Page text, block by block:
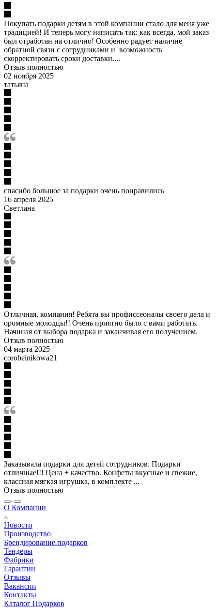
Покупать подарки детям в этой компании стало для меня уже
традицией! И теперь могу написать так: как всегда, мой заказ
был отработан на отлично! Особенно радует наличие
обратной связи с сотрудниками и возможность
скорректировать сроки доставки....
Отзыв полностью
02 ноября 2025
татьяна
спасибо большое за подарки очень понравились
16 апреля 2025
Светлана
Отличная, компания! Ребята вы профиссеоналы своего дела и
оромные молодцы!! Очень приятно было с вами работать.
Начиная от выбора подарка и заканчивая его получением.
Отзыв полностью
04 марта 2025
corobeinikowa21
Заказывала подарки для детей сотрудников. Подарки
отличные!!! Цена + качество. Конфеты вкусные и свежие,
классная мягкая игрушка, в комплекте ...
Отзыв полностью
О Компании
Новости
Производство
Брендирование подарков
Тендеры
Фабрики
Гарантии
Отзывы
Вакансии
Контакты
Каталог Подарков